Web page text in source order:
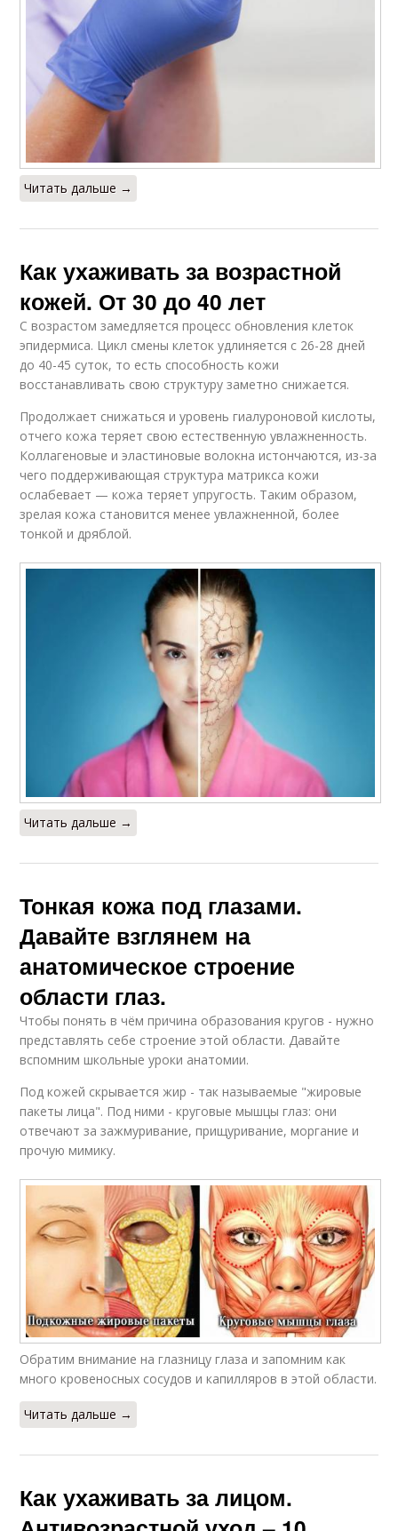
Читать дальше →
Как ухаживать за возрастной
кожей. От 30 до 40 лет
С возрастом замедляется процесс обновления клеток
эпидермиса. Цикл смены клеток удлиняется с 26-28 дней
до 40-45 суток, то есть способность кожи
восстанавливать свою структуру заметно снижается.
Продолжает снижаться и уровень гиалуроновой кислоты,
отчего кожа теряет свою естественную увлажненность.
Коллагеновые и эластиновые волокна истончаются, из-за
чего поддерживающая структура матрикса кожи
ослабевает — кожа теряет упругость. Таким образом,
зрелая кожа становится менее увлажненной, более
тонкой и дряблой.
Читать дальше →
Тонкая кожа под глазами.
Давайте взглянем на
анатомическое строение
области глаз.
Чтобы понять в чём причина образования кругов - нужно
представлять себе строение этой области. Давайте
вспомним школьные уроки анатомии.
Под кожей скрывается жир - так называемые "жировые
пакеты лица". Под ними - круговые мышцы глаз: они
отвечают за зажмуривание, прищуривание, моргание и
прочую мимику.
Обратим внимание на глазницу глаза и запомним как
много кровеносных сосудов и капилляров в этой области.
Читать дальше →
Как ухаживать за лицом.